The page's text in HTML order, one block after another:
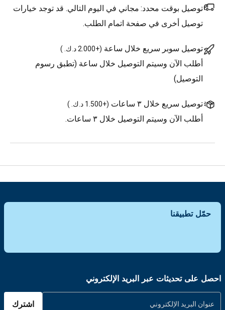
توصيل بوقت محدد: مجاني في اليوم التالي. قد توجد خيارات
توصيل أخرى في صفحة اتمام الطلب.
توصيل سوبر سريع خلال ساعة (+2.000 د.ك. )
أطلب الآن وسيتم التوصيل خلال ساعة (تطبق رسوم
التوصيل)
توصيل سريع خلال ٣ ساعات (+1.500 د.ك. )
أطلب الآن وسيتم التوصيل خلال ٣ ساعات.
حمّل تطبيقنا
احصل على تحديثات عبر البريد الإلكتروني
اشترك